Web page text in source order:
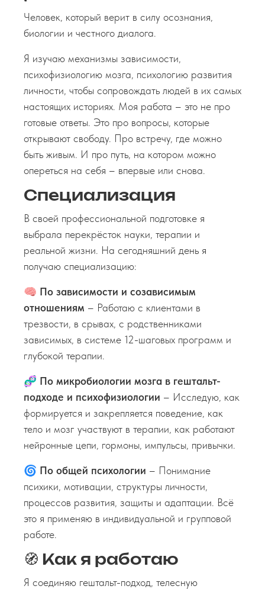
Человек, который верит в силу осознания,
биологии и честного диалога.
Я изучаю механизмы зависимости,
психофизиологию мозга, психологию развития
личности, чтобы сопровождать людей в их самых
настоящих историях. Моя работа – это не про
готовые ответы. Это про вопросы, которые
открывают свободу. Про встречу, где можно
быть живым. И про путь, на котором можно
опереться на себя – впервые или снова.
Специализация
В своей профессиональной подготовке я
выбрала перекрёсток науки, терапии и
реальной жизни. На сегодняшний день я
получаю специализацию:
🧠 По зависимости и созависимым
отношениям – Работаю с клиентами в
трезвости, в срывах, с родственниками
зависимых, в системе 12-шаговых программ и
глубокой терапии.
🧬 По микробиологии мозга в гештальт-
подходе и психофизиологии – Исследую, как
формируется и закрепляется поведение, как
тело и мозг участвуют в терапии, как работают
нейронные цепи, гормоны, импульсы, привычки.
🌀 По общей психологии – Понимание
психики, мотивации, структуры личности,
процессов развития, защиты и адаптации. Всё
это я применяю в индивидуальной и групповой
работе.
🧭 Как я работаю
Я соединяю гештальт-подход, телесную